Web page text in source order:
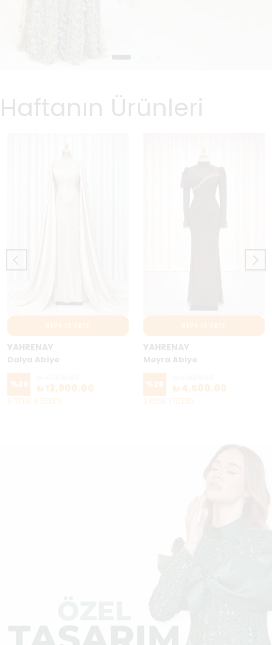
Haftanın Ürünleri
SEPETE EKLE
YAHRENAY
Dalya Abiye
%26 ₺ 12,900.00
5 RENK 6 BEDEN
SEPETE EKLE
YAHRENAY
Meyra Abiye
%20 ₺ 4,500.00
2 RENK 1 BEDEN